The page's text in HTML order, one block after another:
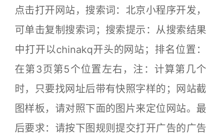
点击打开网站，搜索词：北京小程序开发，
可单击复制搜索词；搜索提示：从搜索结果
中打开以chinakq开头的网站；排名位置：
在第3页第5个位置左右，注：计算第几个
时，只要找网址后带有快照字样的；网站截
图样板，请对照下面的图片来定位网站。最
后要求：请按下图规则提交打开广告的广告